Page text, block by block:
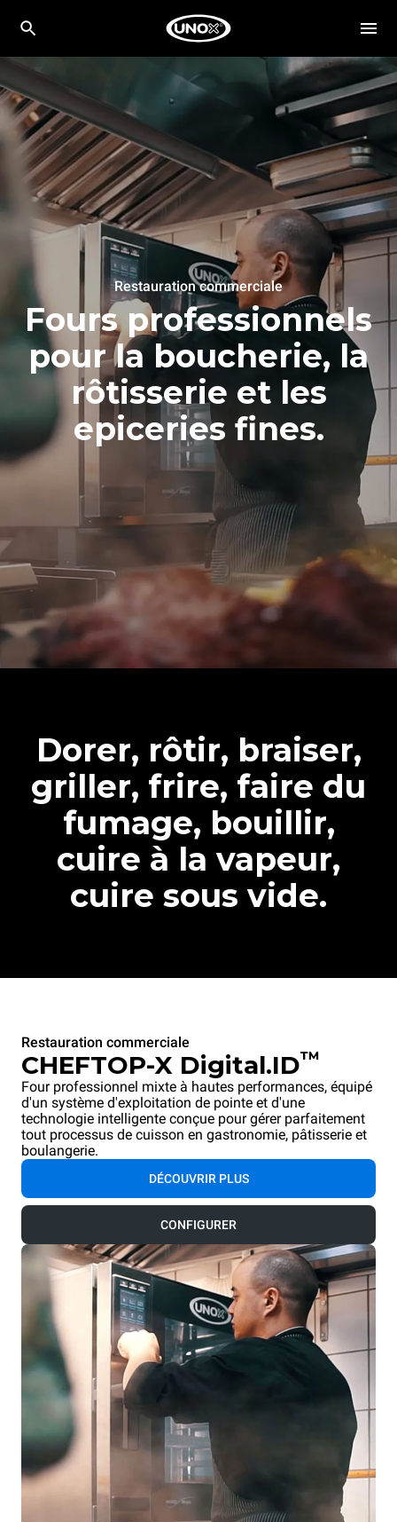
Restauration commerciale
Fours professionnels
pour la boucherie, la
rôtisserie et les
epiceries fines.
Dorer, rôtir, braiser,
griller, frire, faire du
fumage, bouillir,
cuire à la vapeur,
cuire sous vide.
Restauration commerciale
CHEFTOP-X Digital.ID™
Four professionnel mixte à hautes performances, équipé
d'un système d'exploitation de pointe et d'une
technologie intelligente conçue pour gérer parfaitement
tout processus de cuisson en gastronomie, pâtisserie et
boulangerie.
DÉCOUVRIR PLUS
CONFIGURER